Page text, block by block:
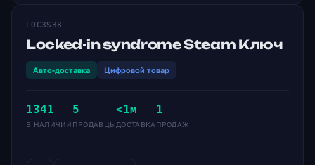
LOC3S38
Locked-in syndrome Steam Ключ
Авто-доставка Цифровой товар
1341
В НАЛИЧИИ
5
ПРОДАВЦЫ
<1м
ДОСТАВКА
1
ПРОДАЖ